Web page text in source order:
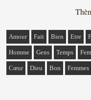
Amour Fait Bien Etre
Homme Gens Temps
Cœur Dieu Bon Femmes